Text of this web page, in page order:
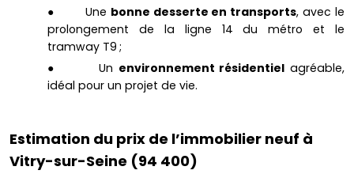
● Une bonne desserte en transports, avec le
prolongement de la ligne 14 du métro et le
tramway T9 ;
● Un environnement résidentiel agréable,
idéal pour un projet de vie.
Estimation du prix de l’immobilier neuf à
Vitry-sur-Seine (94 400)